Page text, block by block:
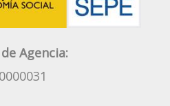
Agencia: